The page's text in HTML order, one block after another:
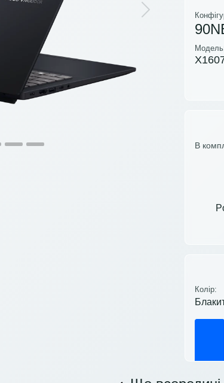
Next
В
Колір: